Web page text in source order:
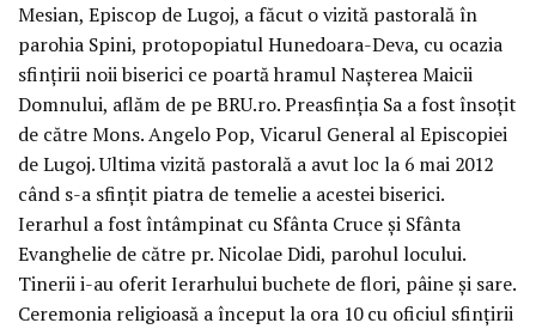
Mesian, Episcop de Lugoj, a făcut o vizită pastorală în
parohia Spini, protopopiatul Hunedoara-Deva, cu ocazia
sfinţirii noii biserici ce poartă hramul Naşterea Maicii
Domnului, aflăm de pe BRU.ro. Preasfinţia Sa a fost însoţit
de către Mons. Angelo Pop, Vicarul General al Episcopiei
de Lugoj. Ultima vizită pastorală a avut loc la 6 mai 2012
când s-a sfinţit piatra de temelie a acestei biserici.
Ierarhul a fost întâmpinat cu Sfânta Cruce şi Sfânta
Evanghelie de către pr. Nicolae Didi, parohul locului.
Tinerii i-au oferit Ierarhului buchete de flori, pâine şi sare.
Ceremonia religioasă a început la ora 10 cu oficiul sfinţirii